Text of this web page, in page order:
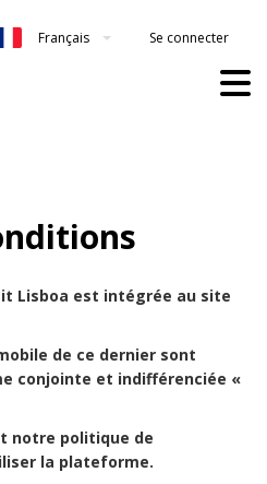
Français Se connecter
Lisboa est intégrée au site
de ce dernier sont
conjointe et indifférenciée «
notre politique de
la plateforme.